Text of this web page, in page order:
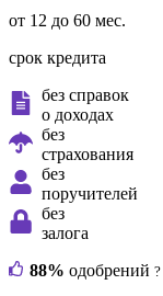
от 12 до 60 мес.
срок кредита
без справок
о доходах
без
страхования
без
поручителей
без
залога
88% одобрений ?